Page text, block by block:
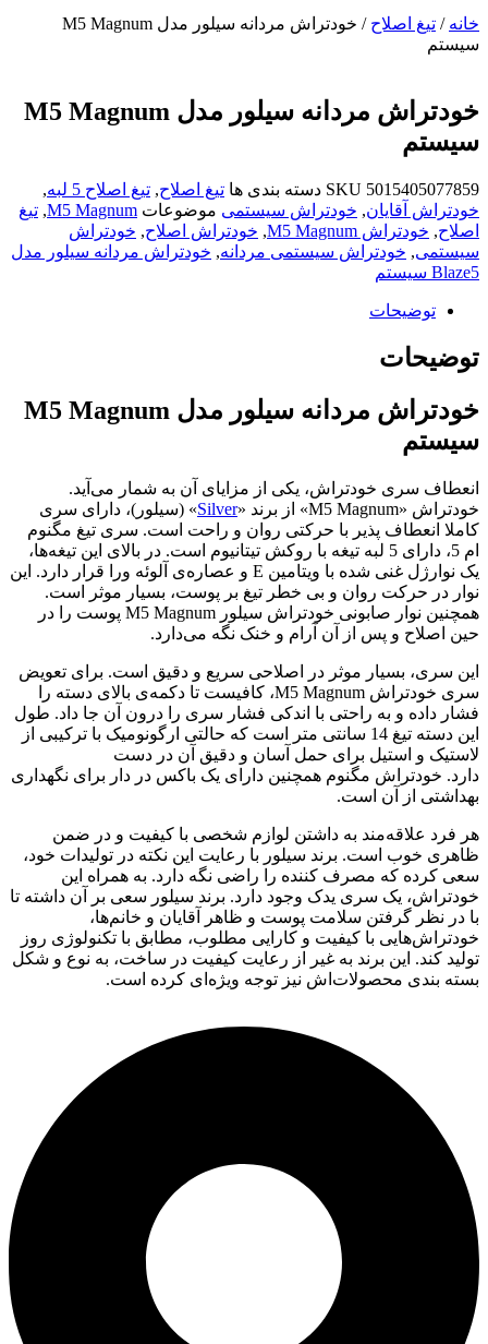
خانه / تیغ اصلاح
/ خودتراش مردانه سیلور مدل M5 Magnum
سیستم
خودتراش مردانه سیلور مدل M5 Magnum
سیستم
SKU 5015405077859 دسته بندی ها تیغ اصلاح, تیغ اصلاح 5 لبه
,
خودتراش آقایان, خودتراش سیستمی موضوعات M5 Magnum
, تیغ
اصلاح, خودتراش M5 Magnum , خودتراش اصلاح, خودتراش
سیستمی, خودتراش سیستمی مردانه, خودتراش مردانه سیلور مدل
Blaze5 سیستم
توضیحات
توضیحات
خودتراش مردانه سیلور مدل M5 Magnum
سیستم
انعطاف سری خودتراش، یکی از مزایای آن به شمار می‌آید.
خودتراش «M5 Magnum» از برند «
Silver» (سیلور)، دارای سری
کاملا انعطاف پذیر با حرکتی روان و راحت است. سری تیغ مگنوم
ام 5، دارای 5 لبه تیغه با روکش تیتانیوم است. در بالای این تیغه‌ها،
یک نوارژل غنی شده با ویتامین E و عصاره‌ی آلوئه ورا قرار دارد. این
نوار در حرکت روان و بی خطر تیغ بر پوست، بسیار موثر است.
همچنین نوار صابونی خودتراش سیلور M5 Magnum پوست را در
حین اصلاح و پس از آن آرام و خنک نگه می‌دارد.
این سری، بسیار موثر در اصلاحی سریع و دقیق است. برای تعویض
سری خودتراش M5 Magnum، کافیست تا دکمه‌ی بالای دسته را
فشار داده و به راحتی با اندکی فشار سری را درون آن جا داد. طول
این دسته تیغ 14 سانتی متر است که حالتی ارگونومیک با ترکیبی از
لاستیک و استیل برای حمل آسان و دقیق آن در دست
دارد. خودتراش مگنوم همچنین دارای یک باکس در دار برای نگهداری
بهداشتی از آن است.
هر فرد علاقه‌مند به داشتن لوازم شخصی با کیفیت و در ضمن
ظاهری خوب است. برند سیلور با رعایت این نکته در تولیدات خود،
سعی کرده که مصرف کننده را راضی نگه دارد. به همراه این
خودتراش، یک سری یدک وجود دارد. برند سیلور سعی بر آن داشته تا
با در نظر گرفتن سلامت پوست و ظاهر آقایان و خانم‌ها،
خودتراش‌هایی با کیفیت و کارایی مطلوب، مطابق با تکنولوژی روز
تولید کند. این برند به غیر از رعایت کیفیت در ساخت، به نوع و شکل
بسته بندی محصولات‌اش نیز توجه ویژه‌ای کرده است.